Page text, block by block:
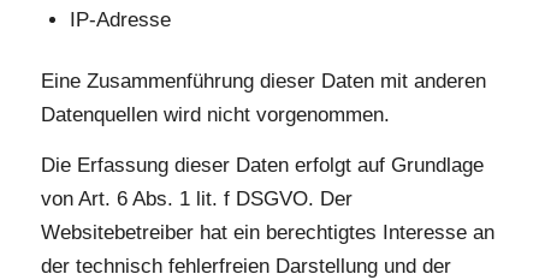
IP-Adresse
Eine Zusammenführung dieser Daten mit anderen
Datenquellen wird nicht vorgenommen.
Die Erfassung dieser Daten erfolgt auf Grundlage
von Art. 6 Abs. 1 lit. f DSGVO. Der
Websitebetreiber hat ein berechtigtes Interesse an
der technisch fehlerfreien Darstellung und der